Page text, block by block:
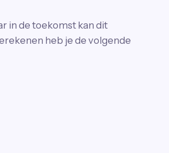
in de toekomst kan dit
heb je de volgende